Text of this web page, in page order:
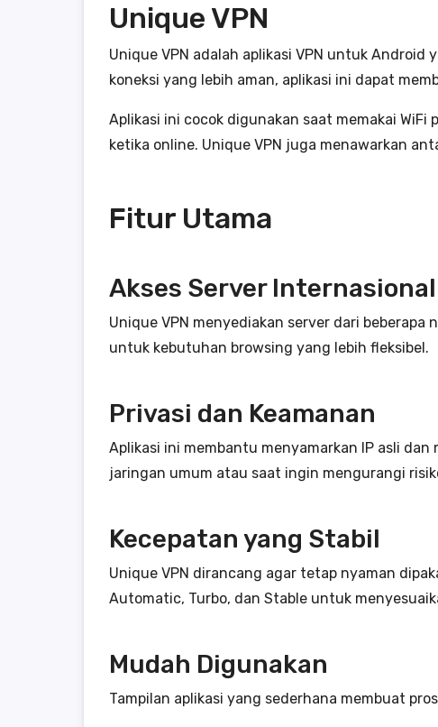
Unique VPN
Unique VPN adalah aplikasi VPN untuk
koneksi yang lebih aman, aplikasi ini dapat
Aplikasi ini cocok digunakan saat memakai
ketika online. Unique VPN juga menawarkan
Fitur Utama
Akses Server Internasional
Unique VPN menyediakan server dari
untuk kebutuhan browsing yang lebih fleksibel.
Privasi dan Keamanan
Aplikasi ini membantu menyamarkan IP asli
jaringan umum atau saat ingin mengurangi
Kecepatan yang Stabil
Unique VPN dirancang agar tetap nyaman
Automatic, Turbo, dan Stable untuk
Mudah Digunakan
Tampilan aplikasi yang sederhana membuat